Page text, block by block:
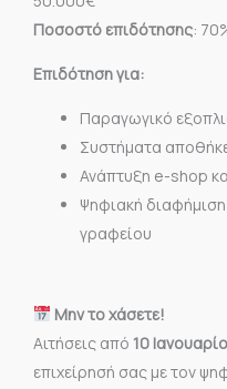
Ποσοστό επιδότησης:
Επιδότηση για:
Παραγωγικό
Συστήματα
Ανάπτυξη e-shop
Ψηφιακή
γραφείου
Μην το χάσετε!
Αιτήσεις από 10
επιχείρησή σας με τον